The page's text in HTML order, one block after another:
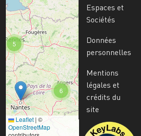
6
5
Leaflet | ©
OpenStreetMap
Espaces et
Sociétés
Données
personnelles
Mentions
légales et
crédits du
site
Image